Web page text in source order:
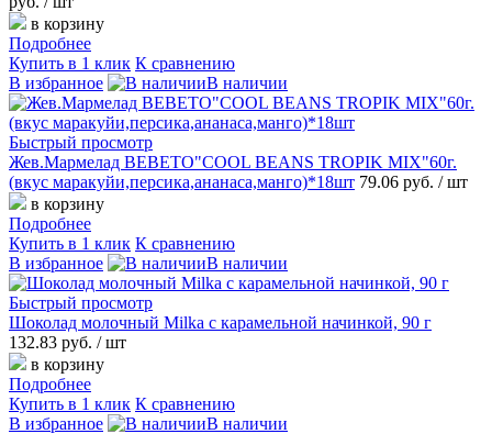
в корзину
Подробнее
Купить в 1 клик К сравнению
В избранное
В наличии
Быстрый просмотр
Жев.Мармелад BEBETO"COOL BEANS TROPIK MIX"60г.
(вкус маракуйи,персика,ананаса,манго)*18шт 79.06 руб. / шт
в корзину
Подробнее
Купить в 1 клик К сравнению
В избранное
В наличии
Быстрый просмотр
Шоколад молочный Milka с карамельной начинкой, 90 г
132.83 руб. / шт
в корзину
Подробнее
Купить в 1 клик К сравнению
В избранное
В наличии